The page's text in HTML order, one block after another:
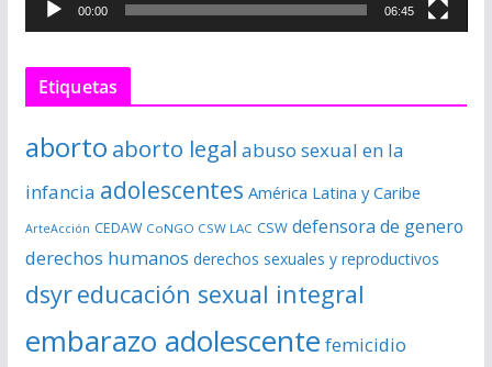
r
v
e
o
00:00 06:45
Etiquetas
aborto aborto legal abuso sexual en la
infancia adolescentes América Latina y Caribe
ArteAcción CEDAW CoNGO CSW LAC CSW defensora de genero
derechos humanos derechos sexuales y reproductivos
dsyreducación sexual integral
embarazo adolescente femicidio